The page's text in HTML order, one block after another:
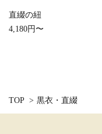
直綴の紐
4,180円〜
TOP > 黒衣・直綴